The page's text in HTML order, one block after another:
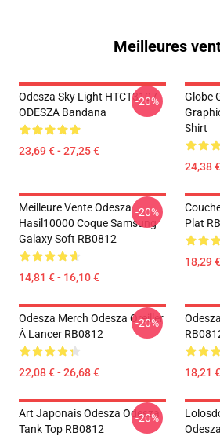
Meilleures
Odesza Sky Light HTCT3107
ODESZA Bandana
23,69 € - 27,25 €
-20%
Globe
Shirt
24,38
Meilleure Vente Odesza
Hasil10000 Coque Samsung
Galaxy Soft RB0812
14,81 € - 16,10 €
-20%
Plat
18,29
Odesza Merch Odesza Oreiller
À Lancer RB0812
22,08 € - 26,68 €
-20%
18,21
Art Japonais Odesza Odesza
Tank Top RB0812
-20%